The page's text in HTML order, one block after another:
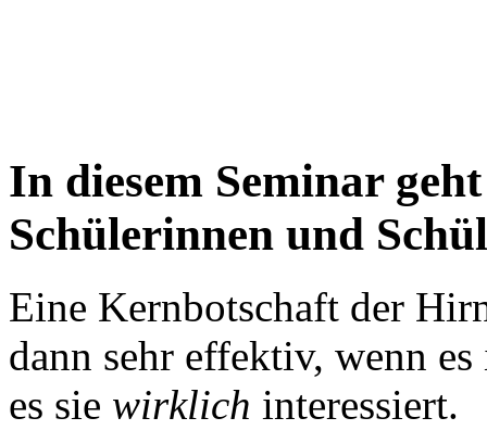
In diesem Seminar
Schülerinnen und
Eine Kernbotschaft der
dann sehr effektiv, wenn
es sie wirklich interessiert.